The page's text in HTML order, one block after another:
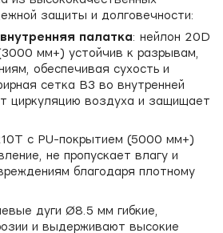
защиты и долговечности:
палатка: нейлон 20D
мм+) устойчив к разрывам,
обеспечивая сухость и
сетка B3 во внутренней
циркуляцию воздуха и защищает
с PU-покрытием (5000 мм+)
не пропускает влагу и
благодаря плотному
дуги Ø8.5 мм гибкие,
и выдерживают высокие